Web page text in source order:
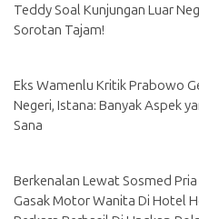
Teddy Soal Kunjungan Luar
Sorotan Tajam!
Eks Wamenlu Kritik Prabowo
Negeri, Istana: Banyak Aspek
Sana
Berkenalan Lewat Sosmed
Gasak Motor Wanita Di Hotel